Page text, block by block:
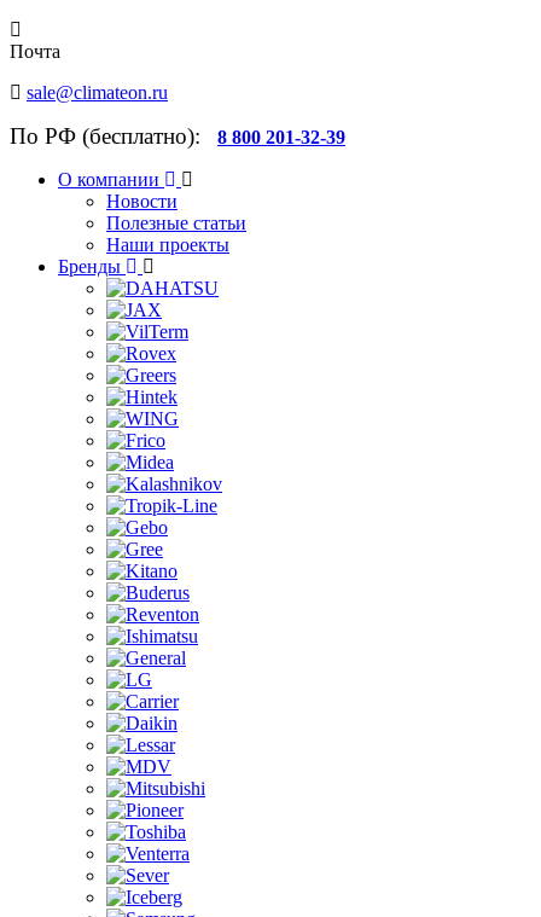
Почта
sale@climateon.ru
По РФ (бесплатно): 8 800 201-32-39
О компании
Новости
Полезные статьи
Наши проекты
Бренды